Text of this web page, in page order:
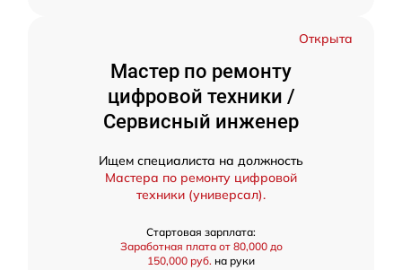
Открыта
Мастер по ремонту
цифровой техники /
Сервисный инженер
Ищем специалиста на должность
Мастера по ремонту цифровой
техники (универсал).
Стартовая зарплата:
Заработная плата от 80,000 до
150,000 руб. на руки